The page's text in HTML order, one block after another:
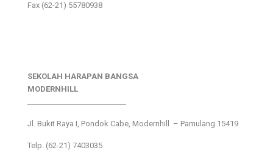
Fax (62-21) 55780938
SEKOLAH HARAPAN BANGSA
MODERNHILL
Jl. Bukit Raya I, Pondok Cabe, Modernhill – Pamulang 15419
Telp. (62-21) 7403035